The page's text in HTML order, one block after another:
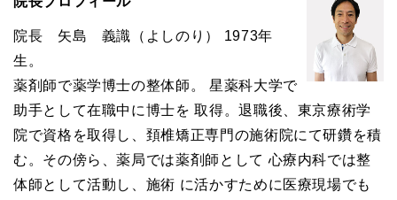
院長 矢島 義識（よしのり） 1973年
生。
薬剤師で薬学博士の整体師。 星薬科大学で
助手として在職中に博士を 取得。退職後、東京療術学
院で資格を取得し、頚椎矯正専門の施術院にて研鑽を積
む。その傍ら、薬局では薬剤師として 心療内科では整
体師として活動し、施術 に活かすために医療現場でも